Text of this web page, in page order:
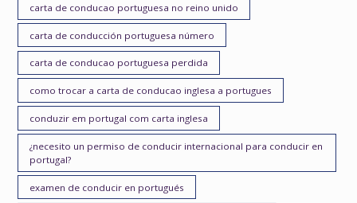
carta de conducao portuguesa no reino unido
carta de conducción portuguesa número
carta de conducao portuguesa perdida
como trocar a carta de conducao inglesa a portugues
conduzir em portugal com carta inglesa
¿necesito un permiso de conducir internacional para conducir en
portugal?
examen de conducir en portugués